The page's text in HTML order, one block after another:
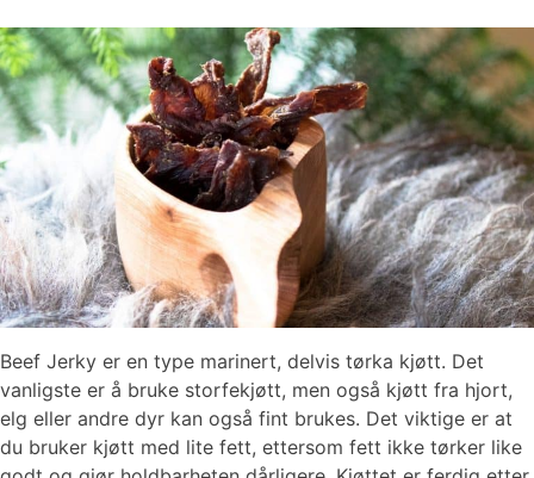
Beef Jerky er en type marinert, delvis tørka kjøtt. Det
vanligste er å bruke storfekjøtt, men også kjøtt fra hjort,
elg eller andre dyr kan også fint brukes. Det viktige er at
du bruker kjøtt med lite fett, ettersom fett ikke tørker like